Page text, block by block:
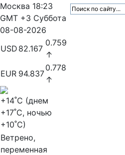
Москва 18:23
GMT +3 Суббота
08-08-2026
USD 82.167
0.759
↑
EUR 94.837
0.778
↑
+14˚C (днем
+17˚C, ночью
+10˚C)
Ветрено,
переменная